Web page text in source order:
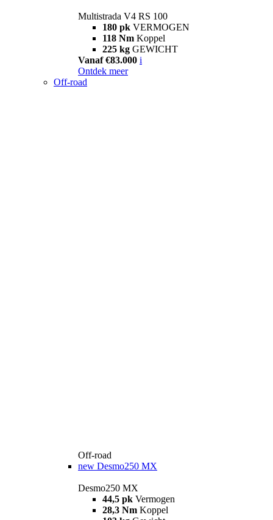
Multistrada V4 RS 100
180 pk VERMOGEN
118 Nm Koppel
225 kg GEWICHT
Vanaf €83.000 i
Ontdek meer
Off-road
Off-road
new Desmo250 MX
Desmo250 MX
44,5 pk Vermogen
28,3 Nm Koppel